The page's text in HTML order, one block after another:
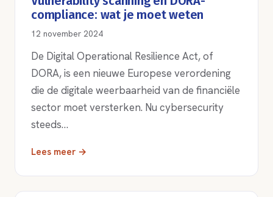
compliance: wat je moet weten
12 november 2024
De Digital Operational Resilience Act, of
DORA, is een nieuwe Europese verordening
die de digitale weerbaarheid van de financiële
sector moet versterken. Nu cybersecurity
steeds…
Lees meer →